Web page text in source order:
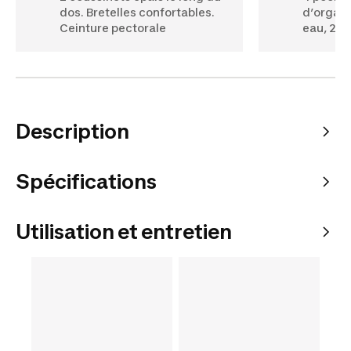
dos. Bretelles confortables.
Ceinture pectorale
eau, 2
Description
Spécifications
Utilisation et entretien